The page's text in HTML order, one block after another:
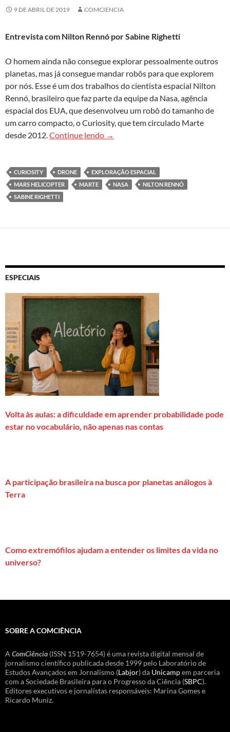
9 DE ABRIL DE 2019 COMCIENCIA
Entrevista com Nilton Rennó porSabine Righetti
O homem ainda não consegue explorar pessoalmente outros
planetas, mas já consegue mandar robôs para que explorem
por nós. Esse é um dos trabalhos do cientista espacial Nilton
Rennó, brasileiro que faz parte da equipe da Nasa, agência
espacial dos EUA, que desenvolveu um robô do tamanho de
um carro compacto, o Curiosity, que tem circulado Marte
desde 2012.Continue lendo Robôs espaciais preparam
→
CURIOSITY DRONE
EXPLORAÇÃO ESPACIAL
MARS HELICOPTER
MARTE NASA
NILTON RENNÓ
SABINE RIGHETTI
ESPECIAIS
Volta às aulas: a dificuldade em aprender probabilidade pode
estar no vocabulário, não apenas nas contas
A participação brasileira na busca por planetas análogos à
Terra
Como extremófilos ajudam a entender os limites da vida no
universo?
SOBRE A COMCIÊNCIA
A ComCiência (ISSN 1519-7654) é uma revista digital mensal de
jornalismo científico publicada desde 1999 pelo Laboratório de
Estudos Avançados em Jornalismo (Labjor) da Unicampem parceria
com a Sociedade Brasileira para o Progresso da Ciência (SBPC).
Editores executivos e jornalistas responsáveis: Marina Gomes e
Ricardo Muniz.